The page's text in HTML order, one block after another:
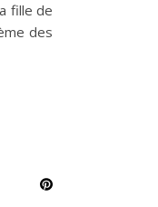
fille de
des